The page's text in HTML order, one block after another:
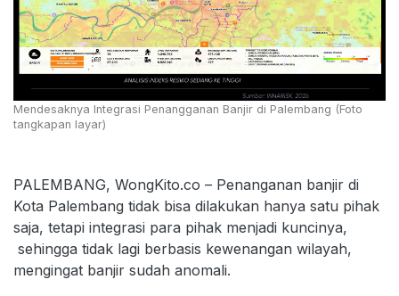
Mendesaknya Integrasi Penangganan Banjir di Palembang (Foto
tangkapan layar)
PALEMBANG, WongKito.co – Penanganan banjir di
Kota Palembang tidak bisa dilakukan hanya satu pihak
saja, tetapi integrasi para pihak menjadi kuncinya,
sehingga tidak lagi berbasis kewenangan wilayah,
mengingat banjir sudah anomali.